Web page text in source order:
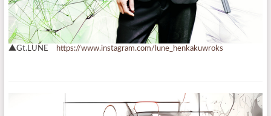
▲Gt.LUNE https://www.instagram.com/lune_henkakuwroks